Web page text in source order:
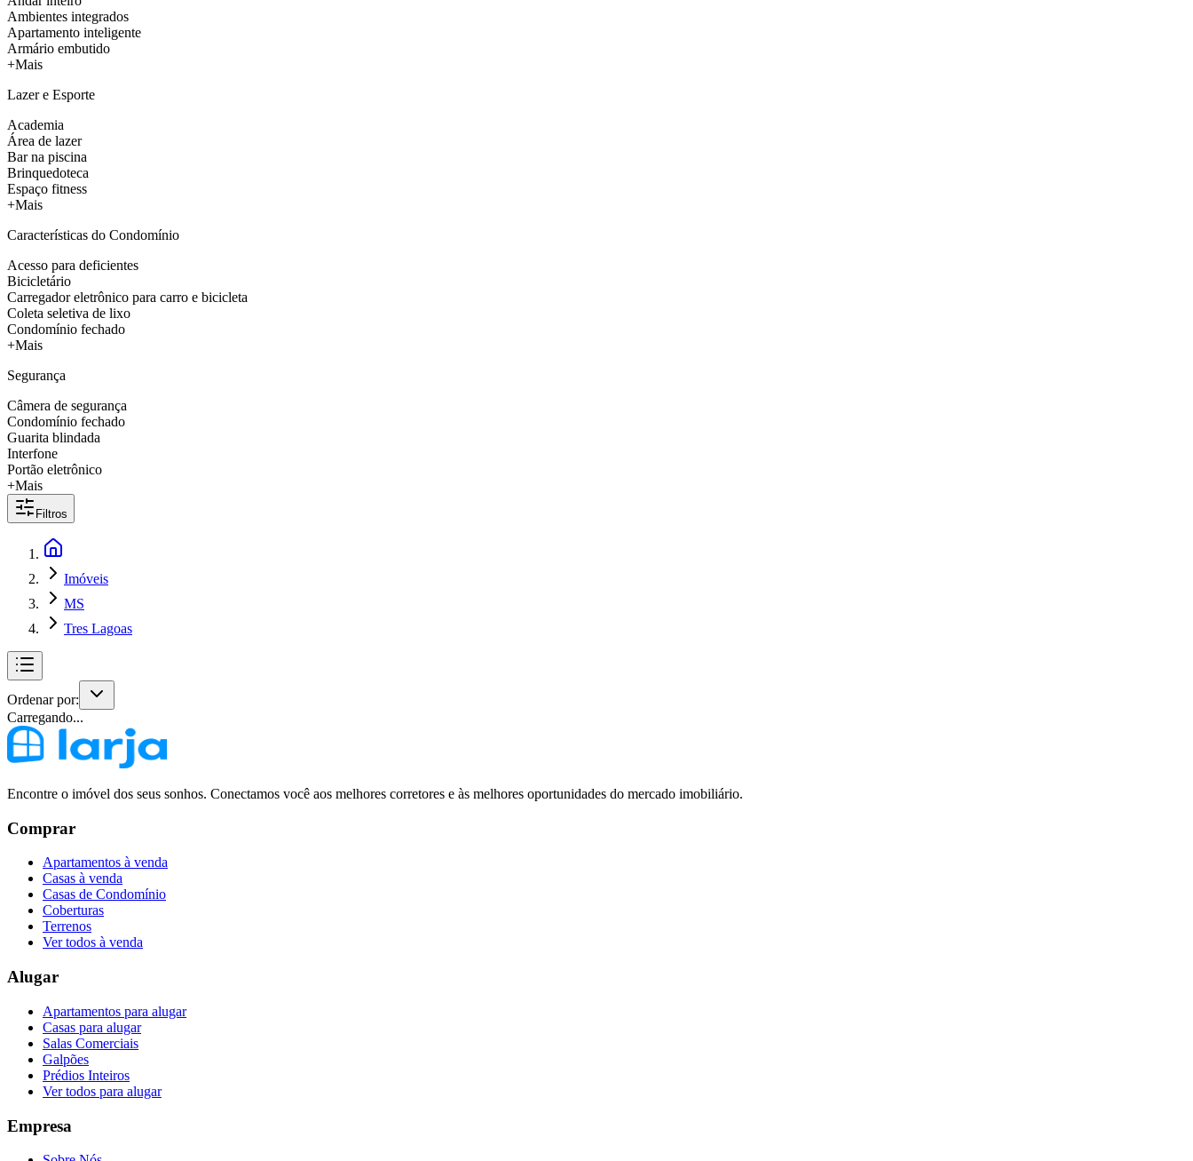
Ambientes integrados
Apartamento inteligente
Armário embutido
+Mais
Lazer e Esporte
Academia
Área de lazer
Bar na piscina
Brinquedoteca
Espaço fitness
+Mais
Características do Condomínio
Acesso para deficientes
Bicicletário
Carregador eletrônico para carro e bicicleta
Coleta seletiva de lixo
Condomínio fechado
+Mais
Segurança
Câmera de segurança
Condomínio fechado
Guarita blindada
Interfone
Portão eletrônico
+Mais
Filtros
Imóveis
MS
Tres Lagoas
Ordenar por:
Carregando...
Encontre o imóvel dos seus sonhos. Conectamos você aos melhores corretores e às melhores oportunidades do mercado imobiliário.
Comprar
Apartamentos à venda
Casas à venda
Casas de Condomínio
Coberturas
Terrenos
Ver todos à venda
Alugar
Apartamentos para alugar
Casas para alugar
Salas Comerciais
Galpões
Prédios Inteiros
Ver todos para alugar
Empresa